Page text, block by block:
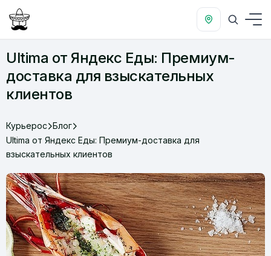
Ultima от Яндекс Еды: Премиум-
доставка для взыскательных
клиентов
Курьерос Блог
Ultima от Яндекс Еды: Премиум-доставка для
взыскательных клиентов